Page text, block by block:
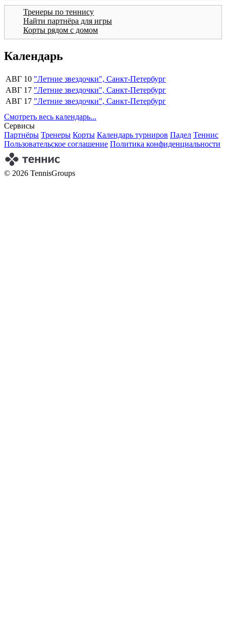
Тренеры по теннису
Найти партнёра для игры
Корты рядом с домом
Календарь
АВГ 10 "Летние звездочки", Санкт-Петербург
АВГ 17 "Летние звездочки", Санкт-Петербург
АВГ 17 "Летние звездочки", Санкт-Петербург
Смотреть весь календарь...
Сервисы
Партнёры Тренеры Корты Календарь турниров Падел Теннис
Пользовательское соглашение Политика конфиденциальности
© 2026 TennisGroups